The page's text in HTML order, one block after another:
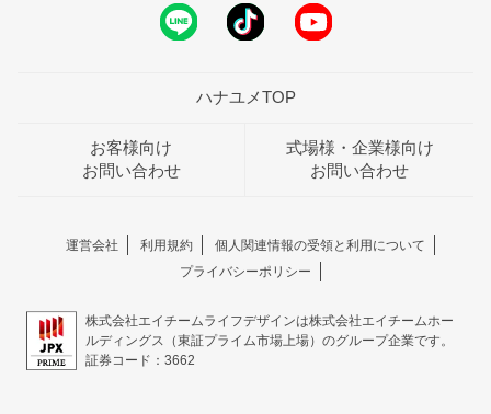
ハナユメTOP
お客様向け
お問い合わせ
式場様・企業様向け
お問い合わせ
運営会社 利用規約
個人関連情報の受領と利用について
プライバシーポリシー
株式会社エイチームライフデザインは株式会社エイチームホー
ルディングス（東証プライム市場上場）のグループ企業です。
証券コード：3662